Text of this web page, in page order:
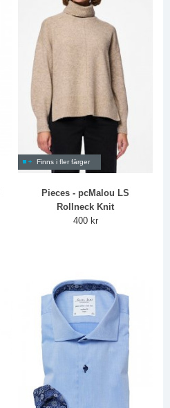
Finns i fler färger
Pieces - pcMalou LS
Rollneck Knit
400 kr